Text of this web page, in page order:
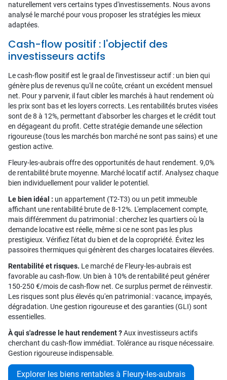
naturellement vers certains types d'investissements. Nous avons
analysé le marché pour vous proposer les stratégies les mieux
adaptées.
Cash-flow positif : l'objectif des
investisseurs actifs
Le cash-flow positif est le graal de l'investisseur actif : un bien qui
génère plus de revenus qu'il ne coûte, créant un excédent mensuel
net. Pour y parvenir, il faut cibler les marchés à haut rendement où
les prix sont bas et les loyers corrects. Les rentabilités brutes visées
sont de 8 à 12%, permettant d'absorber les charges et le crédit tout
en dégageant du profit. Cette stratégie demande une sélection
rigoureuse (tous les marchés bon marché ne sont pas sains) et une
gestion active.
Fleury-les-aubrais offre des opportunités de haut rendement. 9,0%
de rentabilité brute moyenne. Marché locatif actif. Analysez chaque
bien individuellement pour valider le potentiel.
Le bien idéal : un appartement (T2-T3) ou un petit immeuble
affichant une rentabilité brute de 8-12%. L'emplacement compte,
mais différemment du patrimonial : cherchez les quartiers où la
demande locative est réelle, même si ce ne sont pas les plus
prestigieux. Vérifiez l'état du bien et de la copropriété. Évitez les
passoires thermiques qui génèrent des charges locataires élevées.
Rentabilité et risques. Le marché de Fleury-les-aubrais est
favorable au cash-flow. Un bien à 10% de rentabilité peut générer
150-250 €/mois de cash-flow net. Ce surplus permet de réinvestir.
Les risques sont plus élevés qu'en patrimonial : vacance, impayés,
dégradation. Une gestion rigoureuse et des garanties (GLI) sont
essentielles.
À qui s'adresse le haut rendement ?Aux investisseurs actifs
cherchant du cash-flow immédiat. Tolérance au risque nécessaire.
Gestion rigoureuse indispensable.
Explorer les biens rentables à Fleury-les-aubrais